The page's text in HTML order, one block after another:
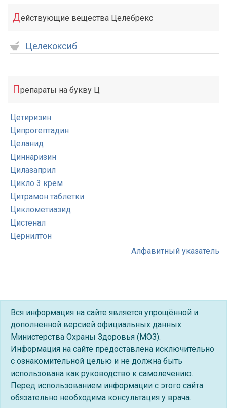
Действующие вещества Целебрекс
Целекоксиб
Препараты на букву Ц
Цетиризин
Ципрогептадин
Целанид
Циннаризин
Цилазаприл
Цикло 3 крем
Цитрамон таблетки
Циклометиазид
Цистенал
Цернилтон
Алфавитный указатель
Вся информация на сайте является упрощённой и
дополненной версией официальных данных
Министерства Охраны Здоровья (МОЗ).
Информация на сайте предоставлена исключительно
с ознакомительной целью и не должна быть
использована как руководство к самолечению.
Перед использованием информации с этого сайта
обязательно необходима консультация у врача.